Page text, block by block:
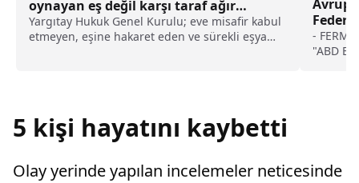
oynayan eş değil karşı taraf ağır
kusurlu sayıldı
Yargıtay Hukuk Genel Kurulu; eve misafir kabul
etmeyen, eşine hakaret eden ve sürekli eşya
karşı
-
"ABD
5 kişi hayatını kaybetti
Olay yerinde yapılan incelemeler neticesinde